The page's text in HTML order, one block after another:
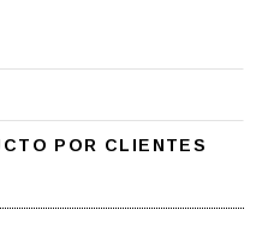
POR CLIENTES